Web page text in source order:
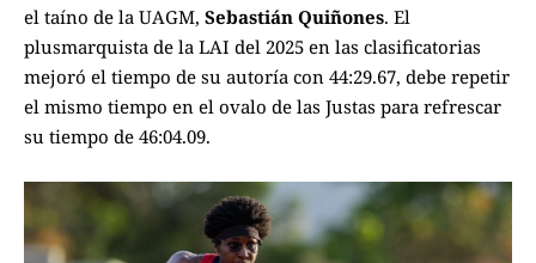
el taíno de la UAGM, Sebastián Quiñones. El
plusmarquista de la LAI del 2025 en las clasificatorias
mejoró el tiempo de su autoría con 44:29.67, debe repetir
el mismo tiempo en el ovalo de las Justas para refrescar
su tiempo de 46:04.09.